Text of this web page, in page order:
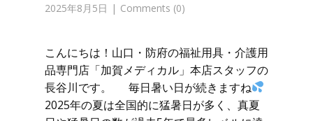
2025年8月5日 Comments (0)
こんにちは！山口・防府の福祉用具・介護用
品専門店「加賀メディカル」本店スタッフの
長谷川です。 毎日暑い日が続きますね
2025年の夏は全国的に猛暑日が多く、真夏